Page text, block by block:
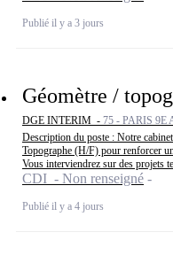
Publié il y a 3 jours
Géomètre /
DGE INTERIM - 75 - PARIS 9E
Description du poste : Notre
Topographe (H/F) pour renforcer
Vous interviendrez sur des projets
CDI - Non renseigné
Publié il y a 4 jours